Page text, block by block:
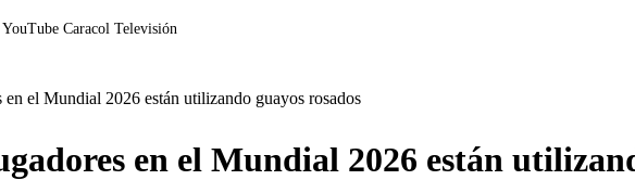
YouTube Caracol Televisión
el Mundial 2026 están utilizando guayos rosados
en el Mundial 2026 están